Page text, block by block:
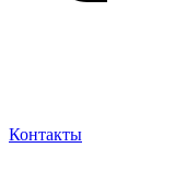
Контакты